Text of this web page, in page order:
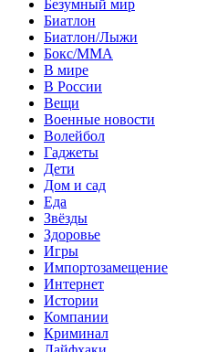
Безумный мир
Биатлон
Биатлон/Лыжи
Бокс/MMA
В мире
В России
Вещи
Военные новости
Волейбол
Гаджеты
Дети
Дом и сад
Еда
Звёзды
Здоровье
Игры
Импортозамещение
Интернет
Истории
Компании
Криминал